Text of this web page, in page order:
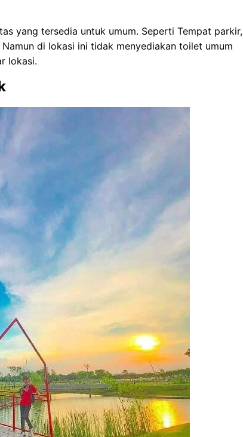
yang tersedia untuk umum. Seperti Tempat parkir,
di lokasi ini tidak menyediakan toilet umum
lokasi.